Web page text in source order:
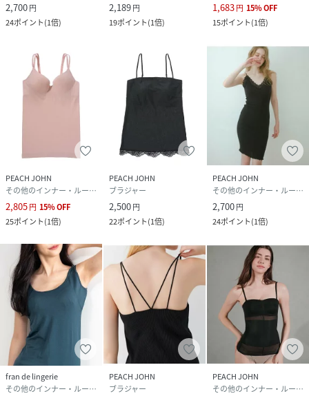
2,700円
24ポイント(1倍)
2,189円
19ポイント(1倍)
1,683円 15%OFF
15ポイント(1倍)
PEACH JOHN
その他のインナー・ルームウェア
2,805円 15%OFF
25ポイント(1倍)
PEACH JOHN
ブラジャー
2,500円
22ポイント(1倍)
PEACH JOHN
その他のインナー・ルームウェア
2,700円
24ポイント(1倍)
fran de lingerie
その他のインナー・ルームウェア
PEACH JOHN
ブラジャー
PEACH JOHN
その他のインナー・ルームウェア